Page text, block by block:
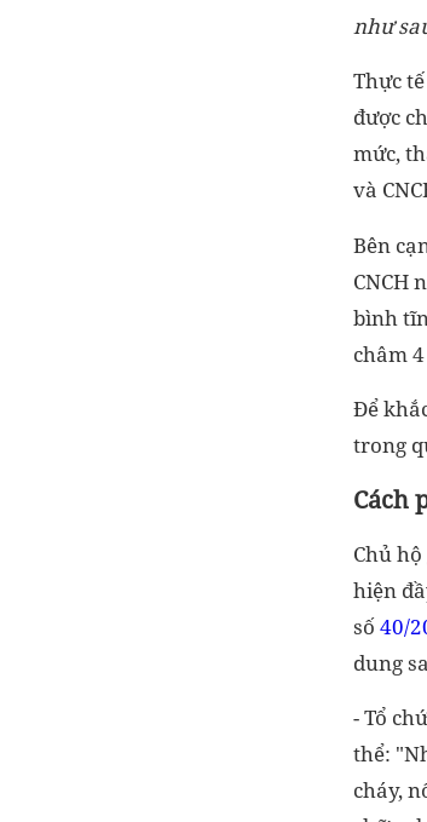
như
Thực
được
mức,
và
Bên
CNCH
bình
châm
Để
trong
Cách
Chủ
hiện
số40/
dung
- Tổ
thể:
cháy,